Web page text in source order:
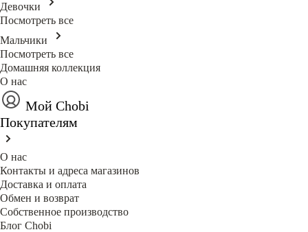
Девочки
Посмотреть все
Мальчики
Посмотреть все
Домашняя коллекция
О нас
Мой Chobi
Покупателям
О нас
Контакты и адреса магазинов
Доставка и оплата
Обмен и возврат
Собственное производство
Блог Сhobi